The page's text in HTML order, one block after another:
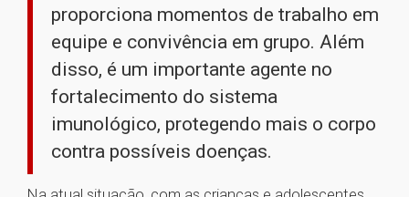
proporciona momentos de trabalho em
equipe e convivência em grupo. Além
disso, é um importante agente no
fortalecimento do sistema
imunológico, protegendo mais o corpo
contra possíveis doenças.